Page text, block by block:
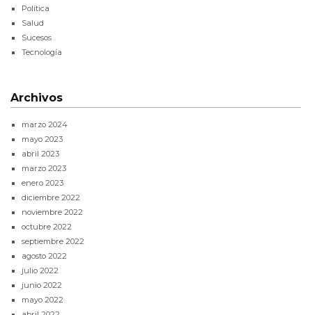
Política
Salud
Sucesos
Tecnología
Archivos
marzo 2024
mayo 2023
abril 2023
marzo 2023
enero 2023
diciembre 2022
noviembre 2022
octubre 2022
septiembre 2022
agosto 2022
julio 2022
junio 2022
mayo 2022